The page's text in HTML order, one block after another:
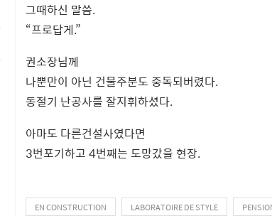
그때하신 말씀.
“프로답게.”
권소장님께
나뿐만이 아닌 건물주분도 중독되버렸다.
동절기 난공사를 잘지휘하셨다.
아마도 다른건설사였다면
3번포기하고 4번째는 도망갔을 현장.
EN CONSTRUCTION LABORATOIRE DE STYLE